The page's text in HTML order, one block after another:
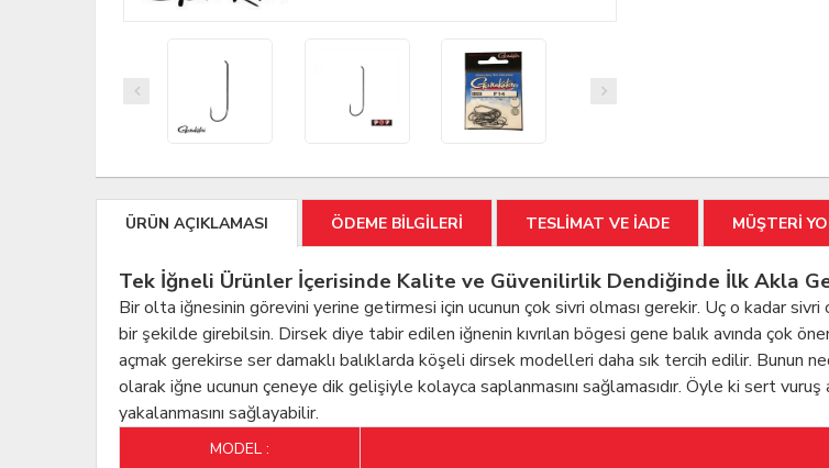
ÜRÜN AÇIKLAMASI ÖDEME BİLGİLERİ TESLİMAT VE İADE MÜŞTERİ
Tek İğneli Ürünler İçerisinde Kalite ve Güvenilirlik Dendiğinde İlk Akla
Bir olta iğnesinin görevini yerine getirmesi için ucunun çok sivri olması gerekir. Uç o kadar sivri
bir şekilde girebilsin. Dirsek diye tabir edilen iğnenin kıvrılan bögesi gene balık avında çok
açmak gerekirse ser damaklı balıklarda köşeli dirsek modelleri daha sık tercih edilir. Bunun
olarak iğne ucunun çeneye dik gelişiyle kolayca saplanmasını sağlamasıdır. Öyle ki sert
yakalanmasını sağlayabilir.
MODEL :